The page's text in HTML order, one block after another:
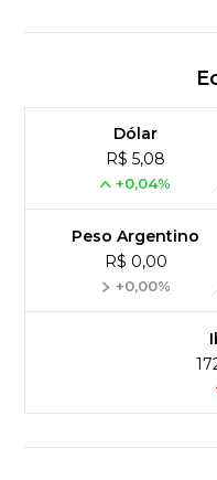
Dólar
R$ 5,08
+0,04%
Peso Argentino
R$ 0,00
+0,00%